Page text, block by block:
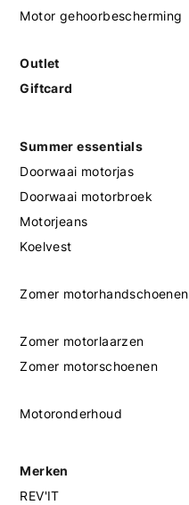
Motor gehoorbescherming
Outlet
Giftcard
Summer essentials
Doorwaai motorjas
Doorwaai motorbroek
Motorjeans
Koelvest
Zomer motorhandschoenen
Zomer motorlaarzen
Zomer motorschoenen
Motoronderhoud
Merken
REV'IT